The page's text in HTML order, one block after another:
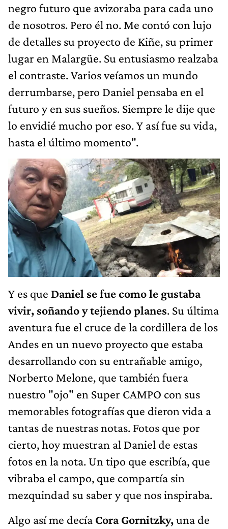
negro futuro que avizoraba para cada uno
de nosotros. Pero él no. Me contó con lujo
de detalles su proyecto de Kiñe, su primer
lugar en Malargüe. Su entusiasmo realzaba
el contraste. Varios veíamos un mundo
derrumbarse, pero Daniel pensaba en el
futuro y en sus sueños. Siempre le dije que
lo envidié mucho por eso. Y así fue su vida,
hasta el último momento".
Y es que Daniel se fue como le gustaba
vivir, soñando y tejiendo planes. Su última
aventura fue el cruce de la cordillera de los
Andes en un nuevo proyecto que estaba
desarrollando con su entrañable amigo,
Norberto Melone, que también fuera
nuestro "ojo" en Super CAMPO con sus
memorables fotografías que dieron vida a
tantas de nuestras notas. Fotos que por
cierto, hoy muestran al Daniel de estas
fotos en la nota. Un tipo que escribía, que
vibraba el campo, que compartía sin
mezquindad su saber y que nos inspiraba.
Algo así me decía Cora Gornitzky,una de